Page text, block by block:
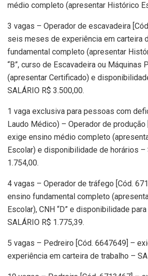
médio completo (apresentar Histórico
3 vagas – Operador de escavadeira
seis meses de experiência em carteira
fundamental completo (apresentar
“B”, curso de Escavadeira ou Máquinas
(apresentar Certificado) e
SALÁRIO R$ 3.500,00.
1 vaga exclusiva para pessoas com
Laudo Médico) – Operador de
exige ensino médio completo
Escolar) e disponibilidade de horários –
1.754,00.
4 vagas – Operador de tráfego [Cód.
ensino fundamental completo
Escolar), CNH “D” e disponibilidade
SALÁRIO R$ 1.775,39.
5 vagas – Pedreiro [Cód. 6647649] –
experiência em carteira de trabalho –